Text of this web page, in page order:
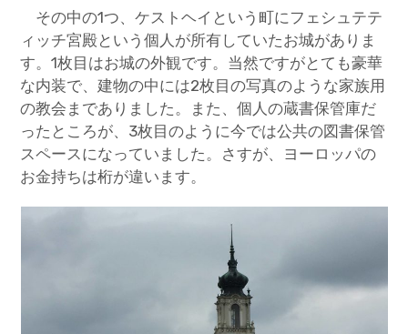
その中の1つ、ケストヘイという町にフェシュテテ
ィッチ宮殿という個人が所有していたお城がありま
す。1枚目はお城の外観です。当然ですがとても豪華
な内装で、建物の中には2枚目の写真のような家族用
の教会までありました。また、個人の蔵書保管庫だ
ったところが、3枚目のように今では公共の図書保管
スペースになっていました。さすが、ヨーロッパの
お金持ちは桁が違います。